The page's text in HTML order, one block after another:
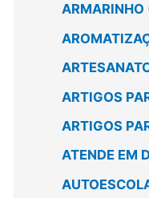
ARMARINHO
ARTIGOS
ARTIGOS
ATENDE EM